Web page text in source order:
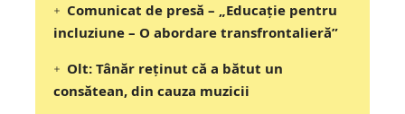
Comunicat de presă – „Educație pentru
incluziune – O abordare transfrontalieră”
Olt: Tânăr reţinut că a bătut un
consătean, din cauza muzicii